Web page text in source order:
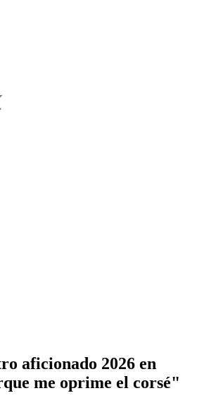
aficionado 2026 en
me oprime el corsé"